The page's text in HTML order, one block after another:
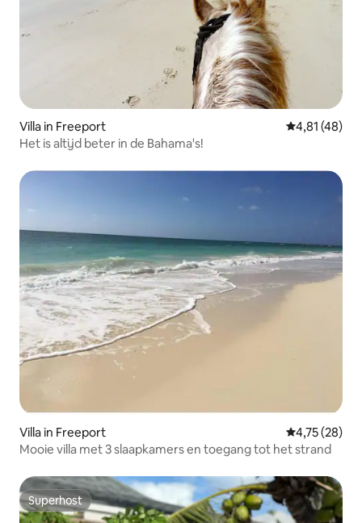
Villa in Freeport Gemiddelde
4,81 (48)
Het is altijd beter in de Bahama's!
Villa in Freeport Gemiddelde
4,75 (28)
Mooie villa met 3 slaapkamers en toegang tot het strand
Superhost
Superhost